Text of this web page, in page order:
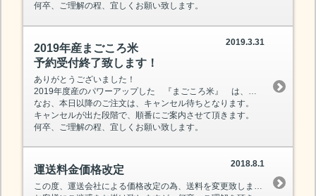
何卒、ご理解の程、宜しくお願い致します。
2019.3.31
2019年産まごころ米
予約受付終了致します！
ありがとうございました！
2019年度産のパワーアップした 『まごころ米』 は、本日を持ちまして終了となります。
なお、本日以降のご注文は、キャンセル待ちとなります。
キャンセルが出た段階で、順番にご案内させて頂きます。
何卒、ご理解の程、宜しくお願い致します。
2018.8.1
運送料金価格改定